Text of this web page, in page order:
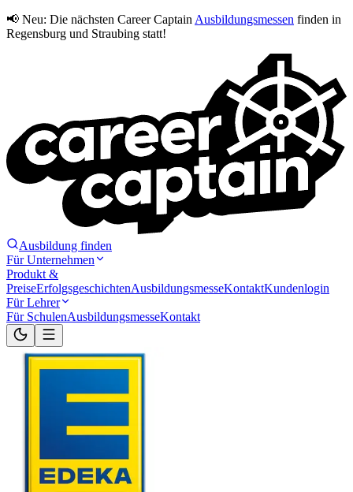
📢 Neu: Die nächsten Career Captain Ausbildungsmessen finden in
Regensburg und Straubing statt!
Ausbildung finden
Für Unternehmen
Produkt &
PreiseErfolgsgeschichtenAusbildungsmesseKontaktKundenlogin
Für Lehrer
Für SchulenAusbildungsmesseKontakt